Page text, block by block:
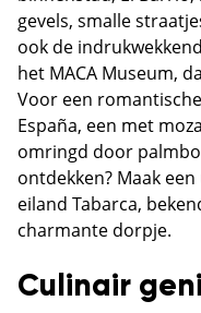
gevels, smalle
ook de
het MACA Museum,
Voor een
España, een met
omringd door
ontdekken? Maak
eiland Tabarca,
charmante dorpje.
Culinair